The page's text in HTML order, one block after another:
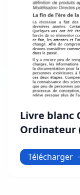
Livre blanc
Ordinateur
Télécharger